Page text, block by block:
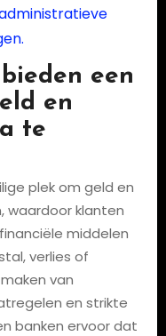
een
en
te
plek om geld en
waardoor klanten
middelen
verlies of
van
en strikte
banken ervoor dat